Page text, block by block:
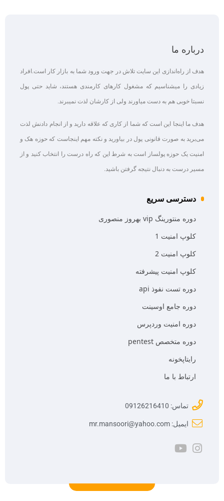
درباره ما
هدف از راه‌اندازی این سایت تلاش در جهت ورود شما به بازار کار است.افراد
زیادی را میشناسیم که مشغول کارهای کارمندی هستند، شاید حتی پول
نسبتا خوبی هم به دست میاورند ولی از کارشان لذت نمیبرند.
هدف ما اینجا این است که شما از کاری که علاقه‌ دارید و از انجام دادنش لذت
می‌برید به صورت قانونی پول در بیاورید و نکته مهم اینجاست که حوزه هک و
امنیت یک حوزه پولساز است به شرط این که راه درست را انتخاب کنید و از
مسیر درست به دنبال نتیجه گرفتن باشید.
دسترسی سریع
دوره منتورینگ vip بهروز منصوری
کلوپ امنیت 1
کلوپ امنیت 2
کلوپ امنیت پیشرفته
دوره تست نفوذ api
دوره جامع اوسینت
دوره امنیت وردپرس
دوره متخصص pentest
رایتاپخونه
ارتباط با ما
تماس: 09126216410
ایمیل: mr.mansoori@yahoo.com